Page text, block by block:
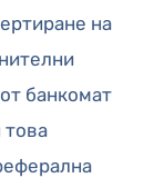
на
банкомат
това